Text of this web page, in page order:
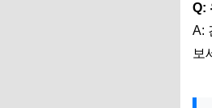
Q:
A:
보